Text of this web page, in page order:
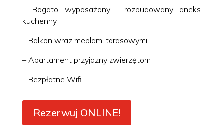
– Bogato wyposażony i rozbudowany aneks
kuchenny
– Balkon wraz meblami tarasowymi
– Apartament przyjazny zwierzętom
– Bezpłatne Wifi
Rezerwuj ONLINE!